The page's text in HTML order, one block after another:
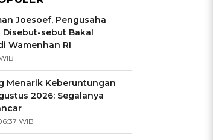
yang
➔
Cancer?
Joesoef, Pengusaha
Disebut-sebut Bakal
Wamenhan RI
Menarik Keberuntungan
2026: Segalanya
WIB